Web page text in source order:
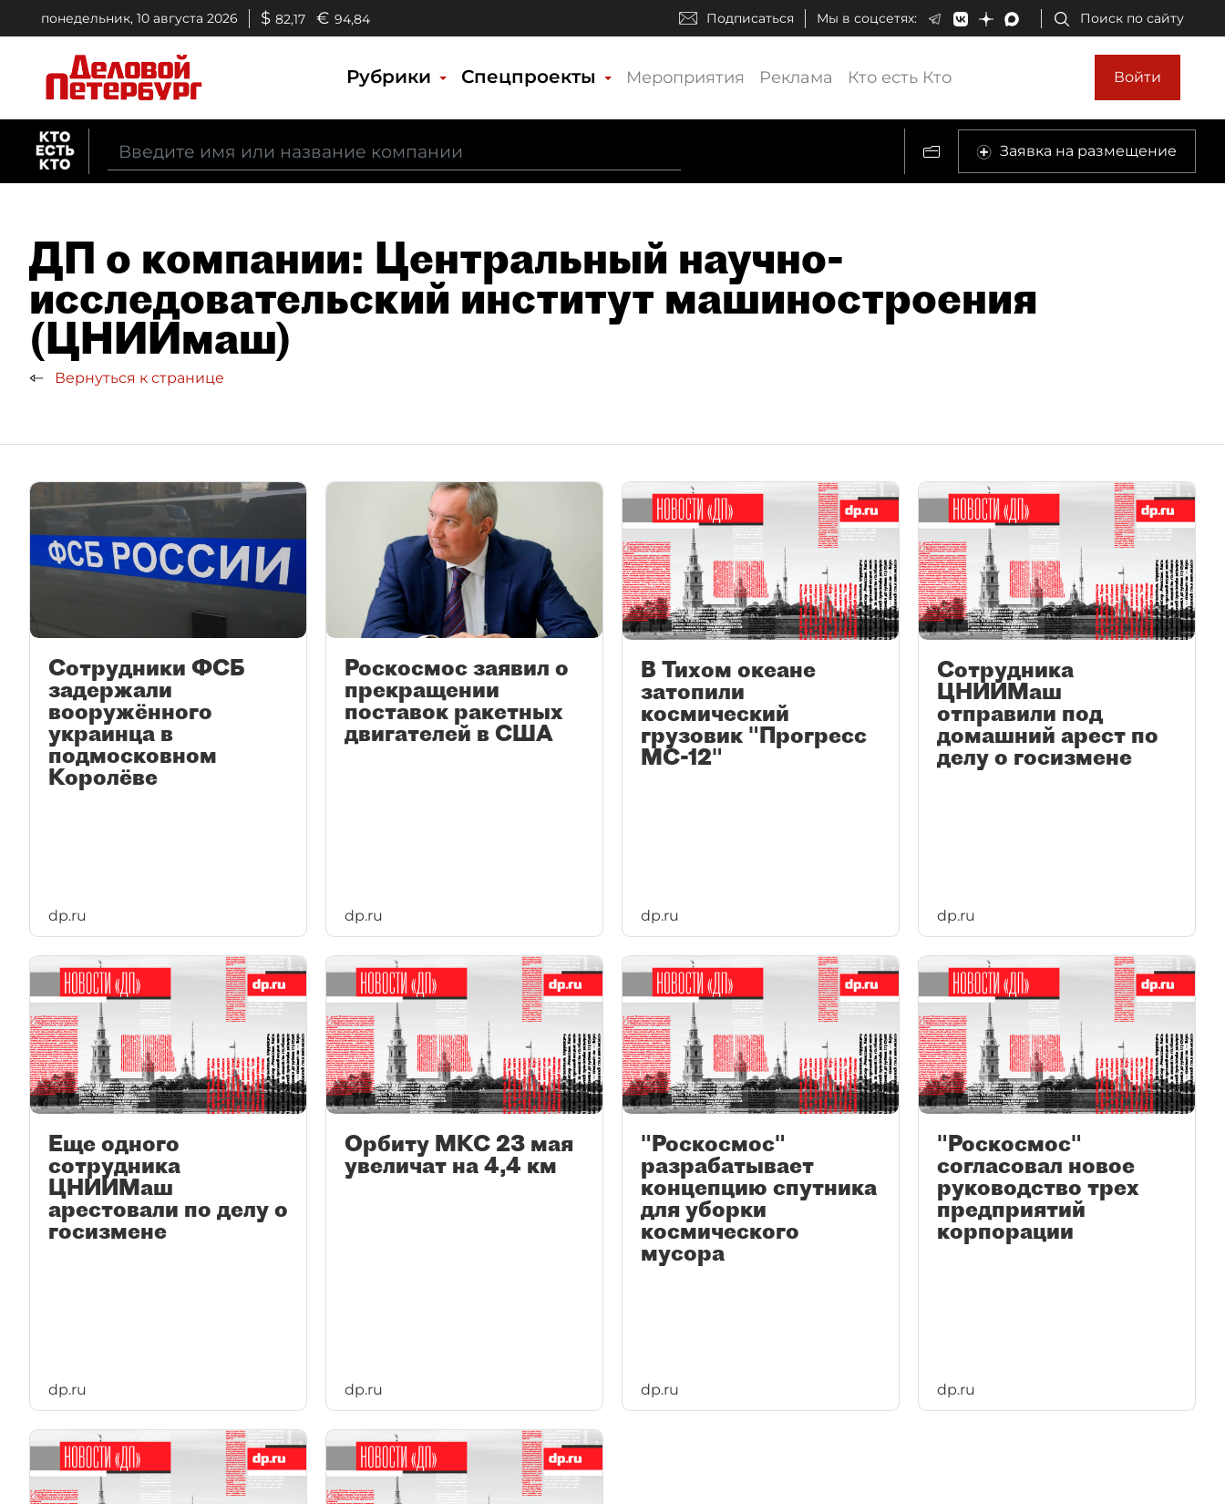
понедельник, 10 августа 2026 $ 82,17 € 94,84 Подписаться Мы в соцсетях: Поиск по сайту
Рубрики Спецпроекты Мероприятия Реклама Кто есть Кто Войти
Заявка на размещение
ДП о компании: Центральный научно-
исследовательский институт машиностроения
(ЦНИИмаш)
Вернуться к странице
Сотрудники ФСБ
задержали
вооружённого
украинца в
подмосковном
Королёве
dp.ru
Роскосмос заявил о
прекращении
поставок ракетных
двигателей в США
dp.ru
В Тихом океане
затопили
космический
грузовик "Прогресс
МС-12"
dp.ru
Сотрудника
ЦНИИМаш
отправили под
домашний арест по
делу о госизмене
dp.ru
Еще одного
сотрудника
ЦНИИМаш
арестовали по делу о
госизмене
dp.ru
Орбиту МКС 23 мая
увеличат на 4,4 км
dp.ru
"Роскосмос"
разрабатывает
концепцию спутника
для уборки
космического
мусора
dp.ru
"Роскосмос"
согласовал новое
руководство трех
предприятий
корпорации
dp.ru